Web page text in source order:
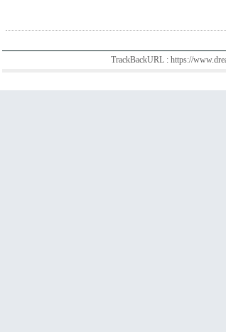
TrackBackURL : https://